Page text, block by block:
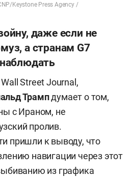
Keystone Press Agency /
даже если не
а странам G7
Street Journal,
Трампдумает о том,
с Ираном, не
пролив.
пришли к выводу, что
навигации через этот
из графика